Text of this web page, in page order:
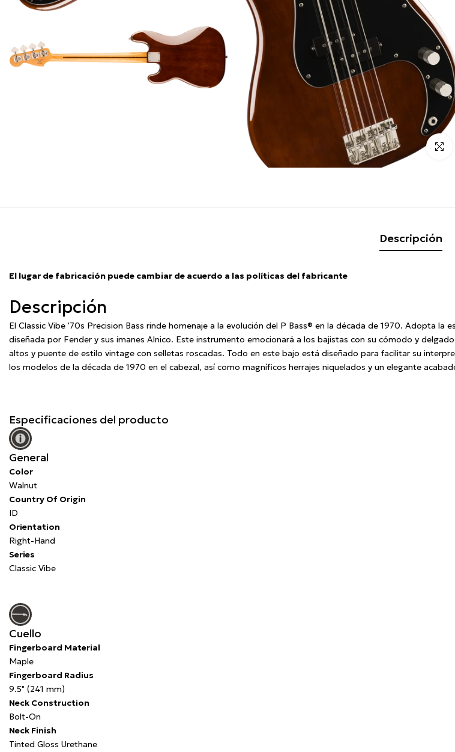
Click
Descripción
El lugar de fabricación puede cambiar de acuerdo a las políticas del fabricante
Descripción
El Classic Vibe '70s Precision Bass rinde homenaje a la evolución del P Bass® en la década de 1970. Adopta
diseñada por Fender y sus imanes Alnico. Este instrumento emocionará a los bajistas con su cómodo y
altos y puente de estilo vintage con selletas roscadas. Todo en este bajo está diseñado para facilitar su
los modelos de la década de 1970 en el cabezal, así como magníficos herrajes niquelados y un elegante
Especificaciones del producto
General
Color
Walnut
Country Of Origin
ID
Orientation
Right-Hand
Series
Classic Vibe
Cuello
Fingerboard Material
Maple
Fingerboard Radius
9.5" (241 mm)
Neck Construction
Bolt-On
Neck Finish
Tinted Gloss Urethane